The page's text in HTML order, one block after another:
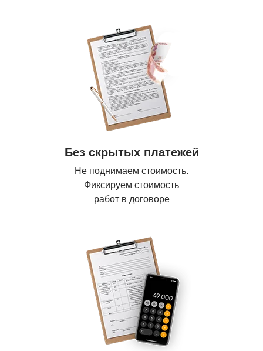
Без скрытых платежей
Не поднимаем стоимость.
Фиксируем стоимость
работ в договоре